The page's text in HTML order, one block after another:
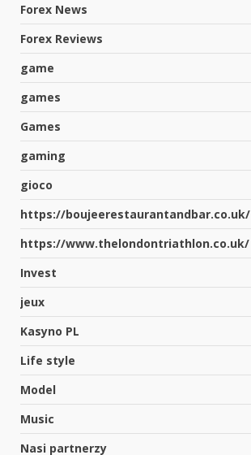
Forex News
Forex Reviews
game
games
Games
gaming
gioco
https://boujeerestaurantandbar.co.uk/
https://www.thelondontriathlon.co.uk/
Invest
jeux
Kasyno PL
Life style
Model
Music
Nasi partnerzy